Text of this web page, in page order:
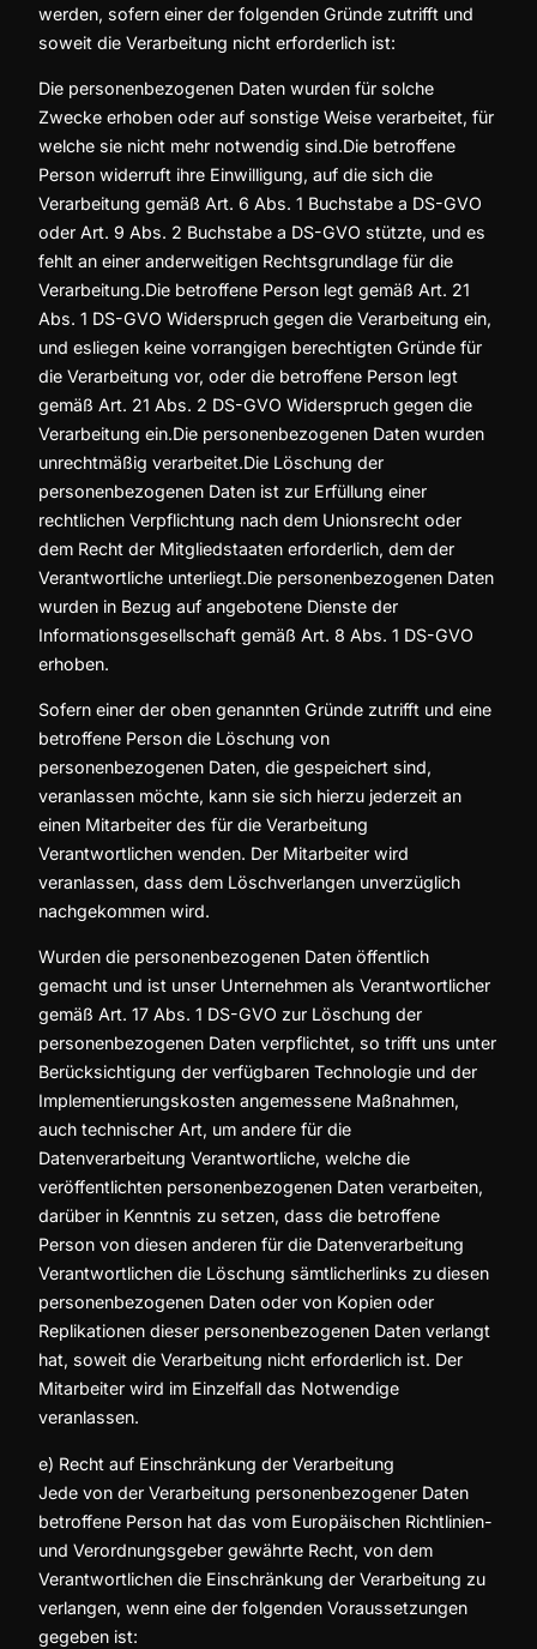
werden, sofern einer der folgenden Gründe zutrifft und
soweit die Verarbeitung nicht erforderlich ist:
Die personenbezogenen Daten wurden für solche
Zwecke erhoben oder auf sonstige Weise verarbeitet, für
welche sie nicht mehr notwendig sind.Die betroffene
Person widerruft ihre Einwilligung, auf die sich die
Verarbeitung gemäß Art. 6 Abs. 1 Buchstabe a DS-GVO
oder Art. 9 Abs. 2 Buchstabe a DS-GVO stützte, und es
fehlt an einer anderweitigen Rechtsgrundlage für die
Verarbeitung.Die betroffene Person legt gemäß Art. 21
Abs. 1 DS-GVO Widerspruch gegen die Verarbeitung ein,
und esliegen keine vorrangigen berechtigten Gründe für
die Verarbeitung vor, oder die betroffene Person legt
gemäß Art. 21 Abs. 2 DS-GVO Widerspruch gegen die
Verarbeitung ein.Die personenbezogenen Daten wurden
unrechtmäßig verarbeitet.Die Löschung der
personenbezogenen Daten ist zur Erfüllung einer
rechtlichen Verpflichtung nach dem Unionsrecht oder
dem Recht der Mitgliedstaaten erforderlich, dem der
Verantwortliche unterliegt.Die personenbezogenen Daten
wurden in Bezug auf angebotene Dienste der
Informationsgesellschaft gemäß Art. 8 Abs. 1 DS-GVO
erhoben.
Sofern einer der oben genannten Gründe zutrifft und eine
betroffene Person die Löschung von
personenbezogenen Daten, die gespeichert sind,
veranlassen möchte, kann sie sich hierzu jederzeit an
einen Mitarbeiter des für die Verarbeitung
Verantwortlichen wenden. Der Mitarbeiter wird
veranlassen, dass dem Löschverlangen unverzüglich
nachgekommen wird.
Wurden die personenbezogenen Daten öffentlich
gemacht und ist unser Unternehmen als Verantwortlicher
gemäß Art. 17 Abs. 1 DS-GVO zur Löschung der
personenbezogenen Daten verpflichtet, so trifft uns unter
Berücksichtigung der verfügbaren Technologie und der
Implementierungskosten angemessene Maßnahmen,
auch technischer Art, um andere für die
Datenverarbeitung Verantwortliche, welche die
veröffentlichten personenbezogenen Daten verarbeiten,
darüber in Kenntnis zu setzen, dass die betroffene
Person von diesen anderen für die Datenverarbeitung
Verantwortlichen die Löschung sämtlicherlinks zu diesen
personenbezogenen Daten oder von Kopien oder
Replikationen dieser personenbezogenen Daten verlangt
hat, soweit die Verarbeitung nicht erforderlich ist. Der
Mitarbeiter wird im Einzelfall das Notwendige
veranlassen.
e) Recht auf Einschränkung der Verarbeitung
Jede von der Verarbeitung personenbezogener Daten
betroffene Person hat das vom Europäischen Richtlinien-
und Verordnungsgeber gewährte Recht, von dem
Verantwortlichen die Einschränkung der Verarbeitung zu
verlangen, wenn eine der folgenden Voraussetzungen
gegeben ist: